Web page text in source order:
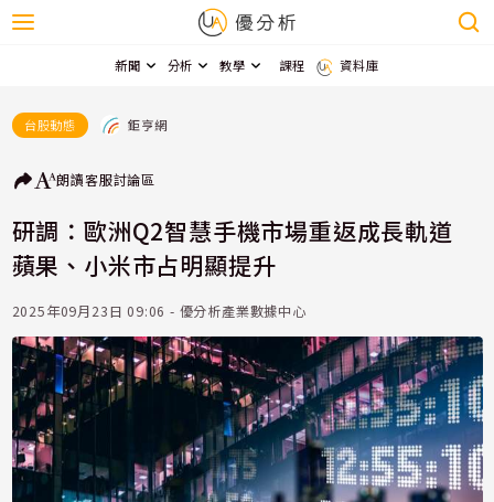
新聞 分析 教學 課程 資料庫
台股動態 鉅亨網
朗讀客服討論區
研調：歐洲Q2智慧手機市場重返成長軌道
蘋果、小米市占明顯提升
2025年09月23日 09:06 - 優分析產業數據中心